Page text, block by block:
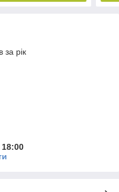
за рік